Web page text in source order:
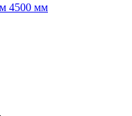
4500 мм